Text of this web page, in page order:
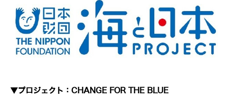
▼プロジェクト：CHANGE FOR THE BLUE